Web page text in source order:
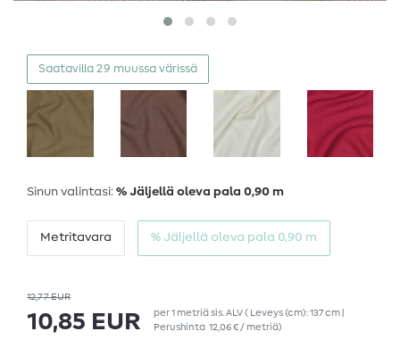
Saatavilla 29 muussa värissä
Sinun valintasi: % Jäljellä oleva pala 0,90 m
Metritavara % Jäljellä oleva pala 0,90 m
12,77 EUR
10,85 EUR per1 metriäsis. ALV( Leveys (cm): 137 cm |
Perushinta 12,06 € / metriä)